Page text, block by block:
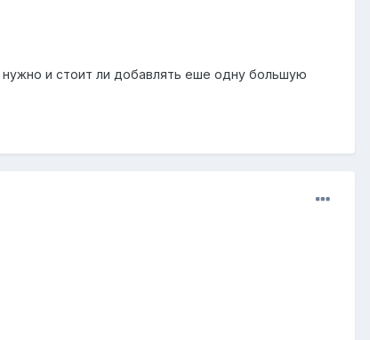
и стоит ли добавлять еше одну большую